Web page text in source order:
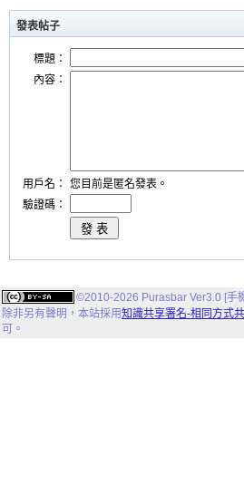
發表帖子
標題：
內容：
用戶名：
您目前是匿名發表。
驗證碼：
©2010-2026 Purasbar Ver3.0 [手
除非另有聲明， 本站採用知識共享署名-相同方式
可。